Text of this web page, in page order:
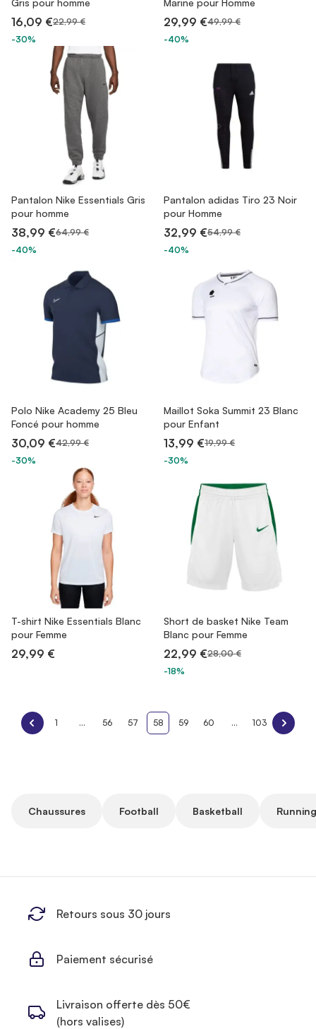
Gris pour homme
16,09 €22,99 €
-30%
Marine pour Homme
29,99 €49,99 €
-40%
Pantalon Nike Essentials Gris
pour homme
38,99 €64,99 €
-40%
Pantalon adidas Tiro 23 Noir
pour Homme
32,99 €54,99 €
-40%
Polo Nike Academy 25 Bleu
Foncé pour homme
30,09 €42,99 €
-30%
Maillot Soka Summit 23 Blanc
pour Enfant
13,99 €19,99 €
-30%
T-shirt Nike Essentials Blanc
pour Femme
29,99 €
Short de basket Nike Team
Blanc pour Femme
22,99 €28,00 €
-18%
1 ... 56 57 58 59 60 ... 103
Chaussures Football Basketball
Retours sous 30 jours
Paiement sécurisé
Livraison offerte dès 50€
(hors valises)